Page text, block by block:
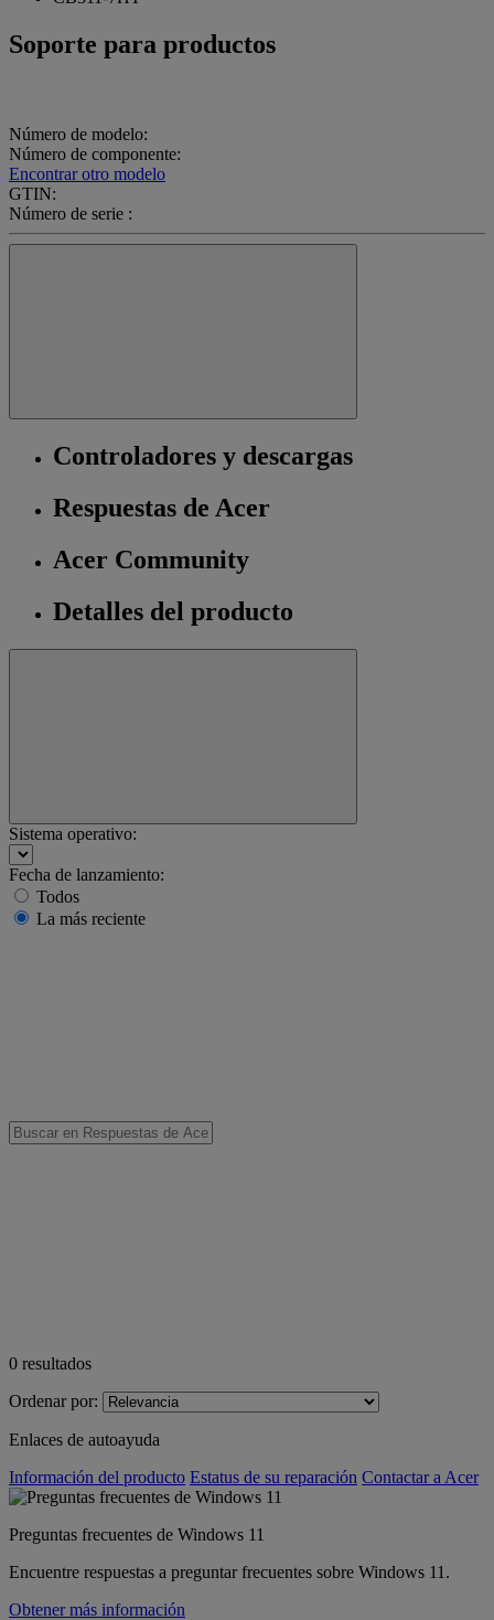
Soporte para productos
Número de modelo:
Número de componente:
Encontrar otro modelo
GTIN:
Número de serie :
Controladores y descargas
Respuestas de Acer
Acer Community
Detalles del producto
Sistema operativo:
Fecha de lanzamiento:
Todos
La más reciente
0 resultados
Ordenar por:
Enlaces de autoayuda
Información del producto Estatus de su reparación Contactar a Acer
Preguntas frecuentes de Windows 11
Encuentre respuestas a preguntar frecuentes sobre Windows 11.
Obtener más información